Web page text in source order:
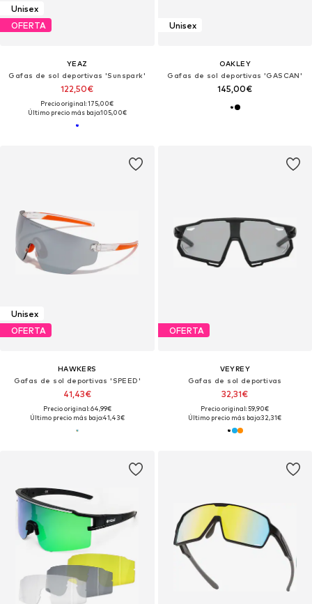
Unisex
OFERTA
YEAZ
Gafas de sol deportivas 'Sunspark'
122,50€
Precio original: 175,00€
Último precio más bajo:105,00€
Unisex
OAKLEY
Gafas de sol deportivas 'GASCAN'
145,00€
Unisex
OFERTA
HAWKERS
Gafas de sol deportivas 'SPEED'
41,43€
Precio original: 64,99€
Último precio más bajo:41,43€
OFERTA
VEYREY
Gafas de sol deportivas
32,31€
Precio original: 59,90€
Último precio más bajo:32,31€